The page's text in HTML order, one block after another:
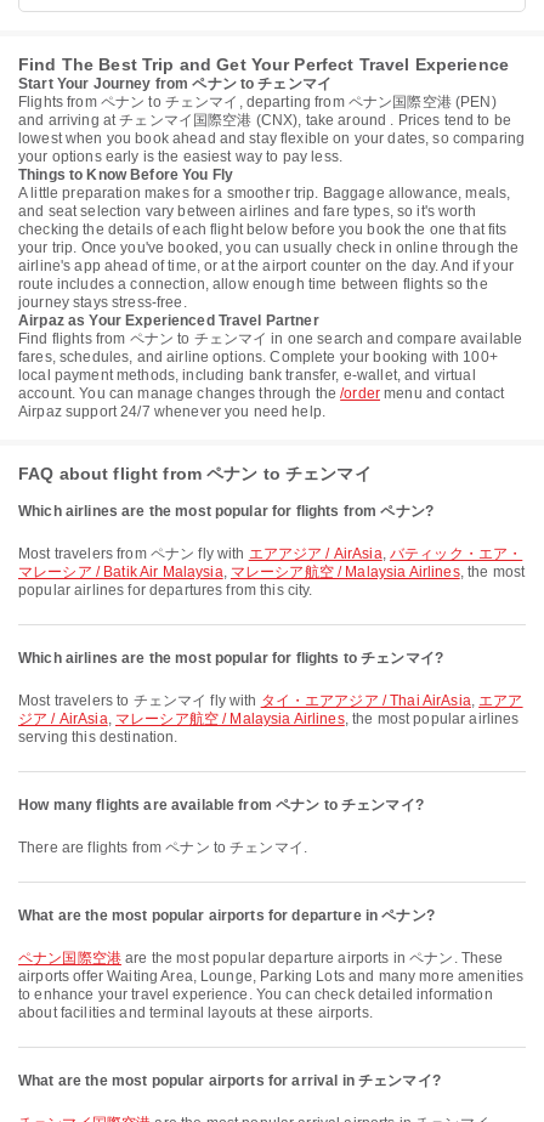
Find The Best Trip and Get Your Perfect Travel Experience
Start Your Journey from ペナン to チェンマイ
Flights from ペナン to チェンマイ, departing from ペナン国際空港 (PEN)
and arriving at チェンマイ国際空港 (CNX), take around . Prices tend to be
lowest when you book ahead and stay flexible on your dates, so comparing
your options early is the easiest way to pay less.
Things to Know Before You Fly
A little preparation makes for a smoother trip. Baggage allowance, meals,
and seat selection vary between airlines and fare types, so it's worth
checking the details of each flight below before you book the one that fits
your trip. Once you've booked, you can usually check in online through the
airline's app ahead of time, or at the airport counter on the day. And if your
route includes a connection, allow enough time between flights so the
journey stays stress-free.
Airpaz as Your Experienced Travel Partner
Find flights from ペナン to チェンマイ in one search and compare available
fares, schedules, and airline options. Complete your booking with 100+
local payment methods, including bank transfer, e-wallet, and virtual
account. You can manage changes through the/order menu and contact
Airpaz support 24/7 whenever you need help.
FAQ about flight from ペナン to チェンマイ
Which airlines are the most popular for flights from ペナン?
Most travelers from ペナン fly with エアアジア / AirAsia,バティック・エア・
マレーシア / Batik Air Malaysia, マレーシア航空 / Malaysia Airlines, the most
popular airlines for departures from this city.
Which airlines are the most popular for flights to チェンマイ?
Most travelers to チェンマイ fly with タイ・エアアジア / Thai AirAsia, エアア
ジア / AirAsia, マレーシア航空 / Malaysia Airlines, the most popular airlines
serving this destination.
How many flights are available from ペナン to チェンマイ?
There are flights from ペナン to チェンマイ.
What are the most popular airports for departure in ペナン?
ペナン国際空港are the most popular departure airports in ペナン. These
airports offer Waiting Area, Lounge, Parking Lots and many more amenities
to enhance your travel experience. You can check detailed information
about facilities and terminal layouts at these airports.
What are the most popular airports for arrival in チェンマイ?